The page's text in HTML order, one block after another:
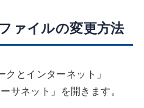
ァイルの変更方法
とインターネット」
サネット」を開きます。